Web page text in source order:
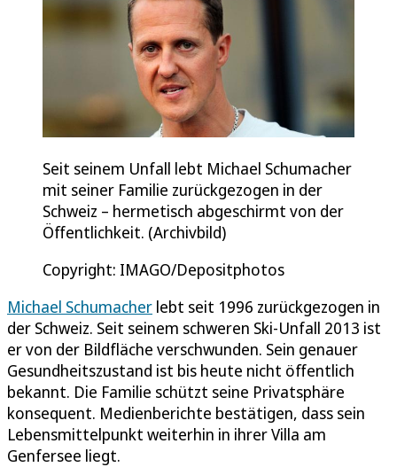
Seit seinem Unfall lebt Michael Schumacher
mit seiner Familie zurückgezogen in der
Schweiz – hermetisch abgeschirmt von der
Öffentlichkeit. (Archivbild)
Copyright: IMAGO/Depositphotos
Michael Schumacher lebt seit 1996 zurückgezogen in
der Schweiz. Seit seinem schweren Ski-Unfall 2013 ist
er von der Bildfläche verschwunden. Sein genauer
Gesundheitszustand ist bis heute nicht öffentlich
bekannt. Die Familie schützt seine Privatsphäre
konsequent. Medienberichte bestätigen, dass sein
Lebensmittelpunkt weiterhin in ihrer Villa am
Genfersee liegt.